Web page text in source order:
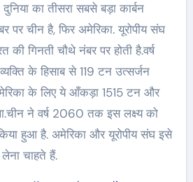
का तीसरा सबसे बड़ा कार्बन
पर चीन है, फिर अमेरिका. यूरोपीय संघ
गिनती चौथे नंबर पर होती है.वर्ष
के हिसाब से 119 टन उत्सर्जन
के लिए ये आँकड़ा 1515 टन और
ने वर्ष 2060 तक इस लक्ष्य को
हुआ है. अमेरिका और यूरोपीय संघ इसे
चाहते हैं.